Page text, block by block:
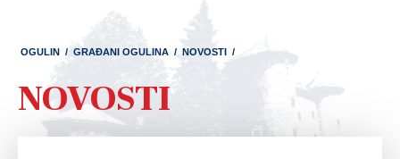
OGULIN / GRAĐANI OGULINA / NOVOSTI /
NOVOSTI